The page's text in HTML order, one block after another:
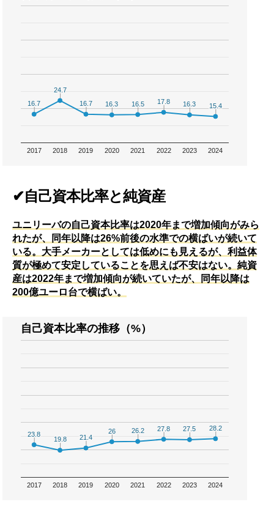
2017 2018 2019 2020 2021 2022 2023 2024
16.7
16.7
24.7
24.7
16.7
16.7 16.3
16.3 16.5
16.5 17.8
17.8 16.3
16.3 15.4
15.4
✔自己資本比率と純資産
ユニリーバの自己資本比率は2020年まで増加傾向がみら
れたが、同年以降は26%前後の水準での横ばいが続いて
いる。大手メーカーとしては低めにも見えるが、利益体
質が極めて安定していることを思えば不安はない。純資
産は2022年まで増加傾向が続いていたが、同年以降は
200億ユーロ台で横ばい。
自己資本比率の推移（%）
2017 2018 2019 2020 2021 2022 2023 2024
23.8
23.8
19.8
19.8 21.4
21.4
26
26 26.2
26.2 27.8
27.8 27.5
27.5 28.2
28.2